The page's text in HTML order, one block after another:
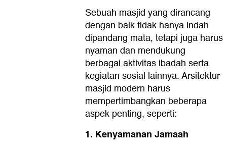
Sebuah masjid yang dirancang
dengan baik tidak hanya indah
dipandang mata, tetapi juga harus
nyaman dan mendukung
berbagai aktivitas ibadah serta
kegiatan sosial lainnya. Arsitektur
masjid modern harus
mempertimbangkan beberapa
aspek penting, seperti:
1. Kenyamanan Jamaah